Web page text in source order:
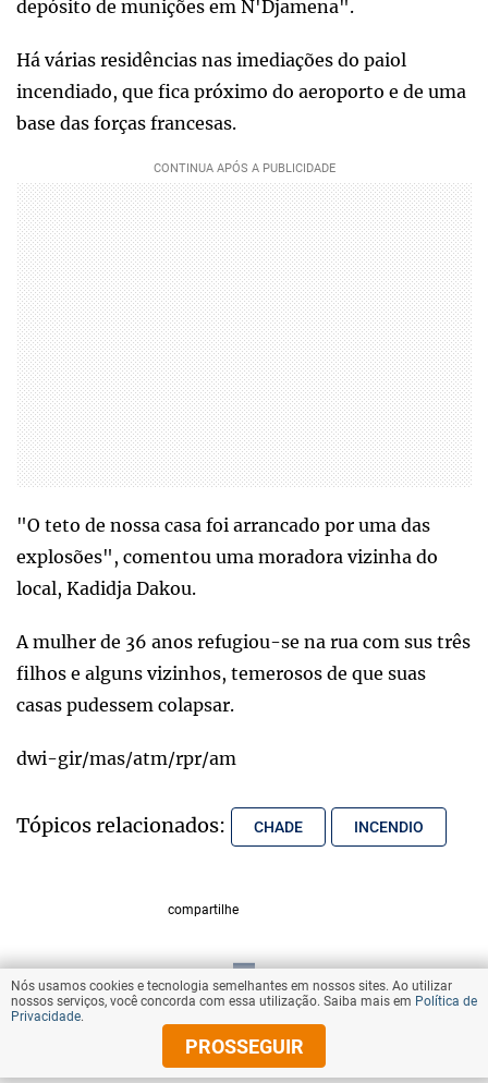
depósito de munições em N'Djamena".
Há várias residências nas imediações do paiol
incendiado, que fica próximo do aeroporto e de uma
base das forças francesas.
"O teto de nossa casa foi arrancado por uma das
explosões", comentou uma moradora vizinha do
local, Kadidja Dakou.
A mulher de 36 anos refugiou-se na rua com sus três
filhos e alguns vizinhos, temerosos de que suas
casas pudessem colapsar.
dwi-gir/mas/atm/rpr/am
Tópicos relacionados: CHADE INCENDIO
compartilhe
VOLTAR AO TOPO
© Copyright 2025 Diários Associados
Nós usamos cookies e tecnologia semelhantes em nossos sites. Ao utilizar
nossos serviços, você concorda com essa utilização. Saiba mais em Política de
Privacidade.
PROSSEGUIR